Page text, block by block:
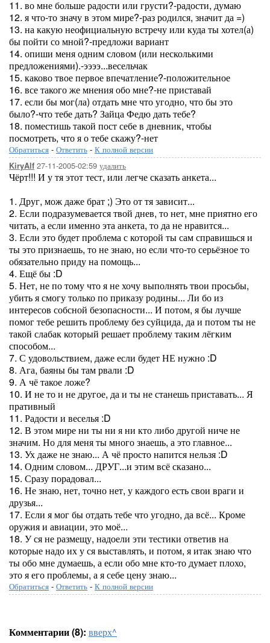
11. во мне больше радости или грусти?-радости, думаю
12. я что-то значу в этом мире?-раз родился, значит да =)
13. на какую неофициальную встречу или куда ты хотел(а)
бы пойти со мной?-предложи вариант
14. опиши меня одним словом (или несколькими
предложениями).-ээээ...весельчак
15. каково твое первое впечатление?-положительное
16. все такого же мнения обо мне?-не приставай
17. если бы мог(ла) отдать мне что угодно, что бы это
было?-что тебе дать? Зайца Федю дать тебе?
18. поместишь такой пост себе в дневник, чтобы
посмотреть, что я о тебе скажу?-нет
Обратиться - Ответить - К полной версии
KiryAlf 27-11-2005-02:59 удалить
Чёрт!!! И у тя этот тест, или легче сказать анкета...
1. Друг, мож даже брат ;) Это от тя зависит...
2. Если подразумевается твой днев, то нет, мне приятно его
читать, а если именно эта анкета, то да не нравится...
3. Если это будет проблема с которой ты сам справишься и
ты это признаешь, то не знаю, но если что-то серьёзное то
обязательно приду на помощь...
4. Ещё бы :D
5. Нет, не по тому что я не хочу выполнять твои просьбы,
убить я смогу только по приказу родины... Ли бо из
интересов собсной безопасности... И потом, я бы лучше
помог тебе решить проблему без суйцида, да и потом ты не
такой слабак который решает проблему таким лёгким
способом...
7. С удовольствием, даже если будет НЕ нужно :D
8. Ага, баяны бы там рвали :D
9. А чё такое ложе?
10. И не то и не другое, да и ты не станешь приставать... Я
пративный
11. Радости и веселья :D
12. В этом мире ни ты ни я ни кто либо другой ниче не
значим. Но для меня ты много знаешь, а это главное...
13. Ух даже не знаю... А чё просто напится нельзя :D
14. Одним словом... ДРУГ...и этим всё сказано...
15. Сразу порадовал...
16. Не знаю, нет, точно нет, у каждого есть свои враги и
друзья...
17. Если я мог бы отдать тебе что угодно, да всё... Кроме
оружия и авиации, это моё...
18. У ся не размещу, надоели эти тестики ответив на
которые надо их у ся выставлять, и потом, я итак знаю что
ты обо мне думаешь, а если обо мне кто-то думает плохо,
это я его проблемы, а я себе цену знаю...
Обратиться - Ответить - К полной версии
Комментарии (8): вверх^